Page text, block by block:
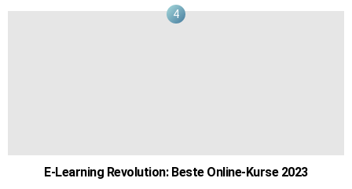
E-Learning Revolution: Beste Online-Kurse 2023